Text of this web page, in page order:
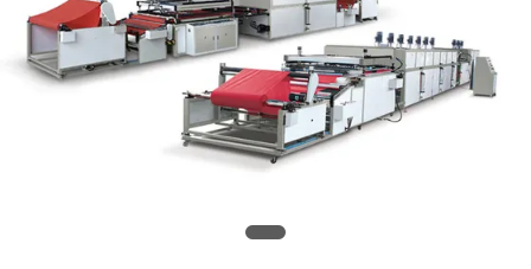
品
質